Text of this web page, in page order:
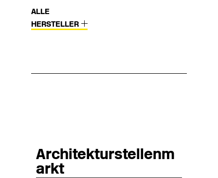
ALLE
HERSTELLER
Architekturstellenm
arkt